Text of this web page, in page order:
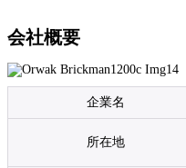
会社概要
企業名
所在地